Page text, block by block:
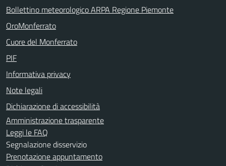
Bollettino meteorologico ARPA Regione Piemonte
OroMonferrato
Cuore del Monferrato
PIF
Informativa privacy
Note legali
Dichiarazione di accessibilità
Amministrazione trasparente
Leggi le FAQ
Segnalazione disservizio
Prenotazione appuntamento